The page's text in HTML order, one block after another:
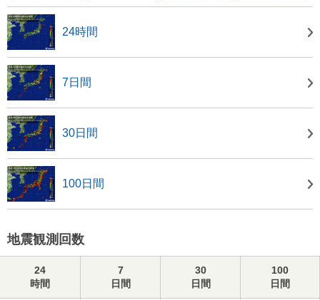
24時間
7日間
30日間
100日間
地震観測回数
24
時間
7
日間
30
日間
100
日間